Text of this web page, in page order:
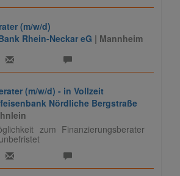
(m/w/d)
Rhein-Neckar eG | Mannheim
(m/w/d) - in Vollzeit
Nördliche Bergstraße
zum Finanzierungsberater